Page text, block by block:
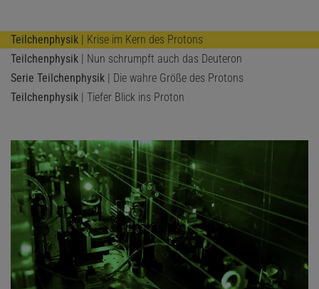
Teilchenphysik | Krise im Kern des Protons
Teilchenphysik | Nun schrumpft auch das Deuteron
Serie Teilchenphysik | Die wahre Größe des Protons
Teilchenphysik | Tiefer Blick ins Proton